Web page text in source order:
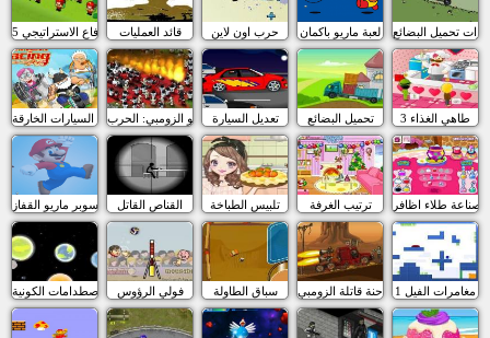
الدفاع الاستراتيجي 5 قائد العمليات حرب اون لاين لعبة ماريو باكمان تحميل البضائع
سباق السيارات الخارقةمقاتلو الزومبي: الحربتعديل السيارة تحميل البضائع طاهي الغذاء 3
لعبة سوبر ماريو القفازالقناص القاتل تلبيس الطباخة ترتيب الغرفة صناعة طلاء اظافر
الاصطدامات الكونية فولي الرؤوس سباق الطاولة الشاحنة قاتلة الزومبي مغامرات الفيل 1